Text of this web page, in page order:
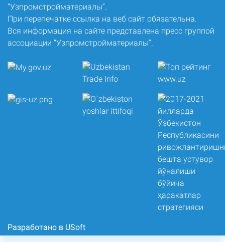
“Узпромстройматериалы”.
При перепечатке ссылка на веб сайт обязательна.
Вся информация на сайте представлена пресс группой
ассоциации “Узпромстройматериалы”.
Разработано в USoft